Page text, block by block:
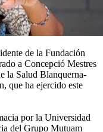
de la Fundación
a Concepció Mestres
la Salud Blanquerna-
que ha ejercido este
por la Universidad
del Grupo Mutuam